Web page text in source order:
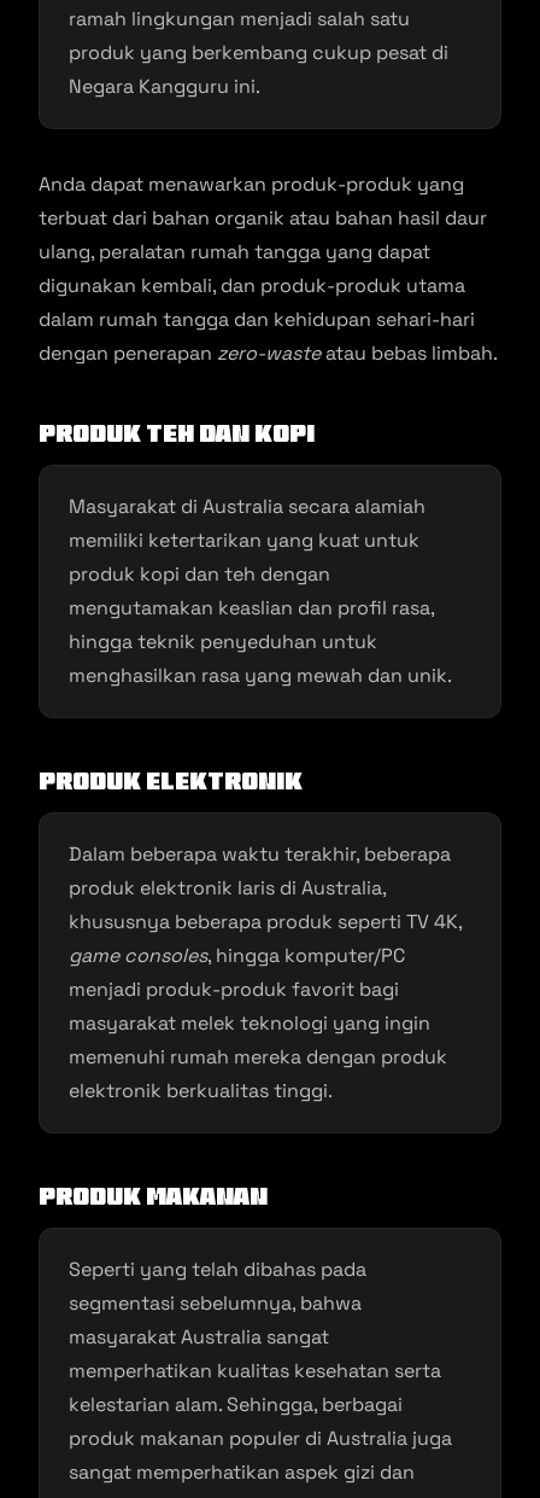
ramah lingkungan menjadi salah satu
produk yang berkembang cukup pesat di
Negara Kangguru ini.
Anda dapat menawarkan produk-produk yang
terbuat dari bahan organik atau bahan hasil daur
ulang, peralatan rumah tangga yang dapat
digunakan kembali, dan produk-produk utama
dalam rumah tangga dan kehidupan sehari-hari
dengan penerapan zero-wasteatau bebas limbah.
Produk Teh dan Kopi
Masyarakat di Australia secara alamiah
memiliki ketertarikan yang kuat untuk
produk kopi dan teh dengan
mengutamakan keaslian dan profil rasa,
hingga teknik penyeduhan untuk
menghasilkan rasa yang mewah dan unik.
Produk Elektronik
Dalam beberapa waktu terakhir, beberapa
produk elektronik laris di Australia,
khususnya beberapa produk seperti TV 4K,
game consoles, hingga komputer/PC
menjadi produk-produk favorit bagi
masyarakat melek teknologi yang ingin
memenuhi rumah mereka dengan produk
elektronik berkualitas tinggi.
Produk Makanan
Seperti yang telah dibahas pada
segmentasi sebelumnya, bahwa
masyarakat Australia sangat
memperhatikan kualitas kesehatan serta
kelestarian alam. Sehingga, berbagai
produk makanan populer di Australia juga
sangat memperhatikan aspek gizi dan